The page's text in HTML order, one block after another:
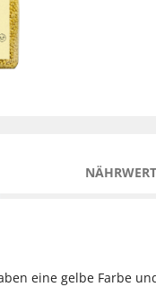
eine gelbe Farbe